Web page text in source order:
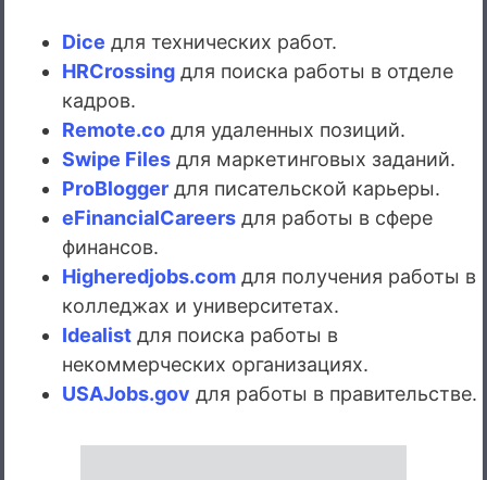
Dice для технических работ.
HRCrossing для поиска работы в отделе
кадров.
Remote.co для удаленных позиций.
Swipe Files для маркетинговых заданий.
ProBlogger для писательской карьеры.
eFinancialCareers для работы в сфере
финансов.
Higheredjobs.com для получения работы в
колледжах и университетах.
Idealist для поиска работы в
некоммерческих организациях.
USAJobs.gov для работы в правительстве.